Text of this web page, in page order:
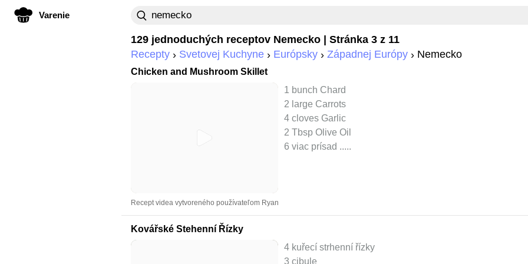
Varenie
129 jednoduchých receptov Nemecko | Stránka 3 z 11
Recepty
Svetovej Kuchyne Európsky Západnej Európy Nemecko
Chicken and Mushroom Skillet
1 bunch Chard
2 large Carrots
4 cloves Garlic
2 Tbsp Olive Oil
6 viac prísad .....
Recept videa vytvoreného používateľom Ryan
Kovářské Stehenní Řízky
4 kuřecí strhenní řízky
3 cibule